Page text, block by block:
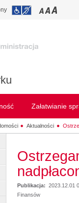
Załatwianie
Aktualności
Publikacja: 2023.12.01
Finansów